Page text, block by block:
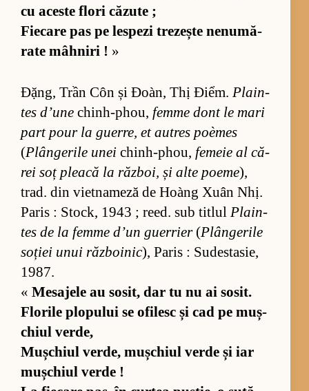
cu aceste flori că­zute ;
Fi­e­care pas pe les­pezi tre­zește ne­nu­mă­
rate mâh­niri ! »
Đặng, Trần Côn și Đoàn, Thị Điểm. Plain­
tes d’une chin­h-phou, femme dont le mari
part pour la gu­er­re, et au­tres poè­mes
(Plân­ge­rile unei chin­h-phou, fe­meie al că­
rei soț pleacă la răz­boi, și alte po­eme),
trad. din vi­et­na­meză de Hoàng Xuân Nhị.
Pa­ris : Sto­ck, 1943 ; re­ed. sub ti­tlul Plain­
tes de la femme d’un gu­er­rier(Plân­ge­rile
so­ției unui răz­bo­i­nic), Pa­ris : Su­des­ta­sie,
1987.
« Me­sa­jele au so­sit, dar tu nu ai so­sit.
Flo­rile plo­pu­lui se ofi­lesc și cad pe mu­ș­
chiul ver­de,
Mu­ș­chiul ver­de, mu­ș­chiul verde și iar
mu­ș­chiul verde !